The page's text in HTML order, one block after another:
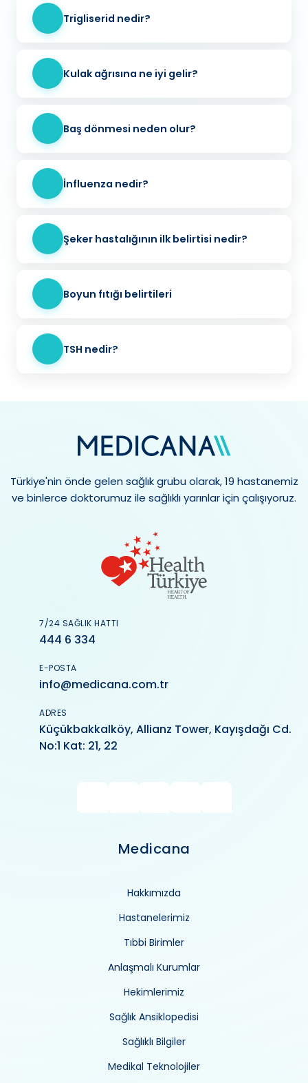
Trigliserid nedir?
Kulak ağrısına ne iyi gelir?
Baş dönmesi neden olur?
İnfluenza nedir?
Şeker hastalığının ilk belirtisi nedir?
Boyun fıtığı belirtileri
TSH nedir?
Türkiye'nin önde gelen sağlık grubu olarak, 19 hastanemiz
ve binlerce doktorumuz ile sağlıklı yarınlar için çalışıyoruz.
7/24 SAĞLIK HATTI
444 6 334
E-POSTA
info@medicana.com.tr
ADRES
Küçükbakkalköy, Allianz Tower, Kayışdağı Cd.
No:1 Kat: 21, 22
Medicana
Hakkımızda
Hastanelerimiz
Tıbbi Birimler
Anlaşmalı Kurumlar
Hekimlerimiz
Sağlık Ansiklopedisi
Sağlıklı Bilgiler
Medikal Teknolojiler